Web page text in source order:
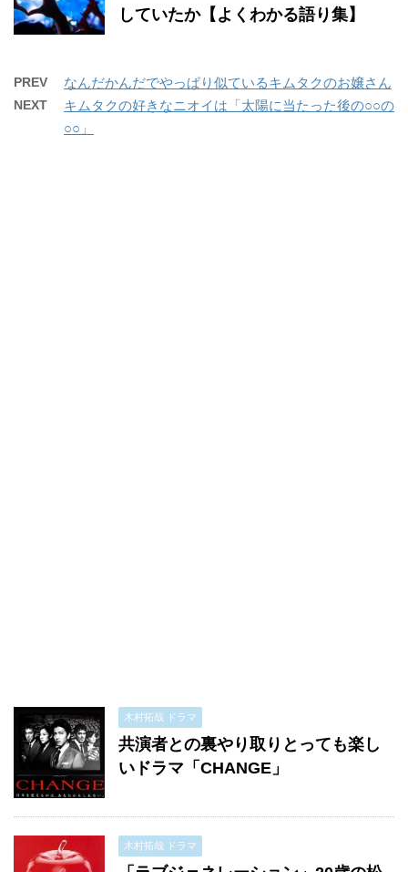
していたか【よくわかる語り集】
PREV なんだかんだでやっぱり似ているキムタクのお嬢さん
NEXT
キムタクの好きなニオイは「太陽に当たった後の○○の
○○」
木村拓哉 ドラマ
共演者との裏やり取りとっても楽し
いドラマ「CHANGE」
木村拓哉 ドラマ